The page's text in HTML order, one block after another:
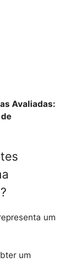
Avaliadas:
um
um